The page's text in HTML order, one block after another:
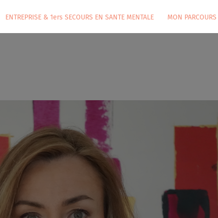
ENTREPRISE & 1ers SECOURS EN SANTE MENTALE MON PARCOURS